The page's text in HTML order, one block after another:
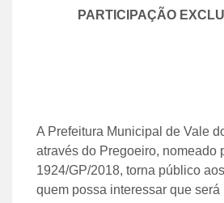
PARTICIPAÇÃO
A Prefeitura Municipal de Vale
através do Pregoeiro, nomeado
1924/GP/2018, torna público
quem possa interessar que será